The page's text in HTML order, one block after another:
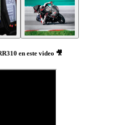
en este video 🎥